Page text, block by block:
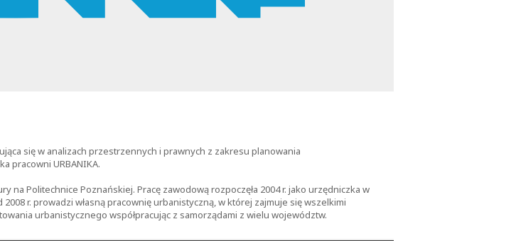
się w analizach przestrzennych i prawnych z zakresu planowania
pracowni URBANIKA.
na Politechnice Poznańskiej. Pracę zawodową rozpoczęła 2004 r. jako urzędniczka w
r. prowadzi własną pracownię urbanistyczną, w której zajmuje się wszelkimi
urbanistycznego współpracując z samorządami z wielu województw.